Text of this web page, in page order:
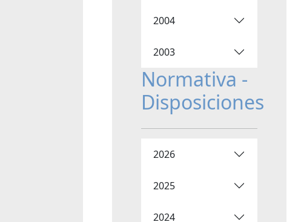
2004
2003
Normativa -
Disposiciones
2026
2025
2024